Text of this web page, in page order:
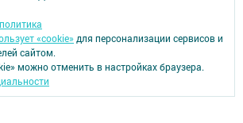
«cookie» для персонализации сервисов и
сайтом.
можно отменить в настройках браузера.